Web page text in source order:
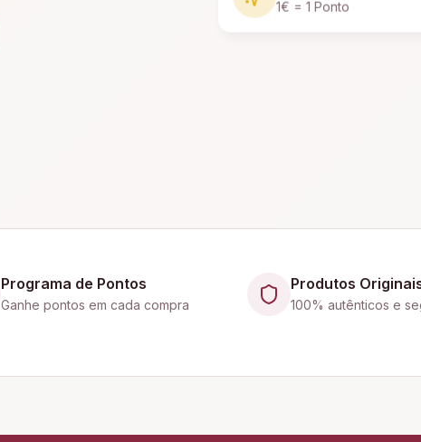
1€ = 1 Ponto
Programa de Pontos
Ganhe pontos em cada compra
Produtos
100% autênticos e